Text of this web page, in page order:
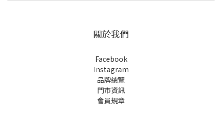
關於我們
Facebook
Instagram
品牌總覽
門市資訊
會員規章